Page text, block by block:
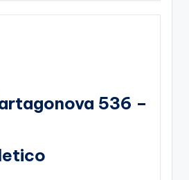
536 –